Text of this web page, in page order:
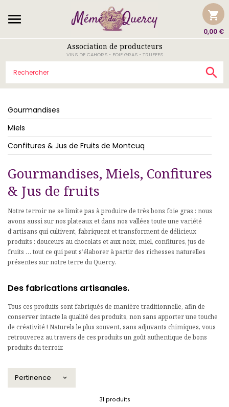
 shopping_cart
0,00 €
Association de producteurs
VINS DE CAHORS • FOIE GRAS • TRUFFES

Gourmandises
Miels
Confitures & Jus de Fruits de Montcuq
Gourmandises, Miels, Confitures
& Jus de fruits
Notre terroir ne se limite pas à produire de très bons foie gras : nous
avons aussi sur nos plateaux et dans nos vallées toute une variété
d’artisans qui cultivent, fabriquent et transforment de délicieux
produits : douceurs au chocolats et aux noix, miel, confitures, jus de
fruits … tout ce qui peut s’élaborer à partir des richesses naturelles
présentes sur notre terre du Quercy.
Des fabrications artisanales.
Tous ces produits sont fabriqués de manière traditionnelle, afin de
conserver intacte la qualité des produits, non sans apporter une touche
de créativité ! Naturels le plus souvent, sans adjuvants chimiques, vous
retrouverez au travers de ces produits un goût authentique de bons
produits du terroir.
Pertinence 
31 produits